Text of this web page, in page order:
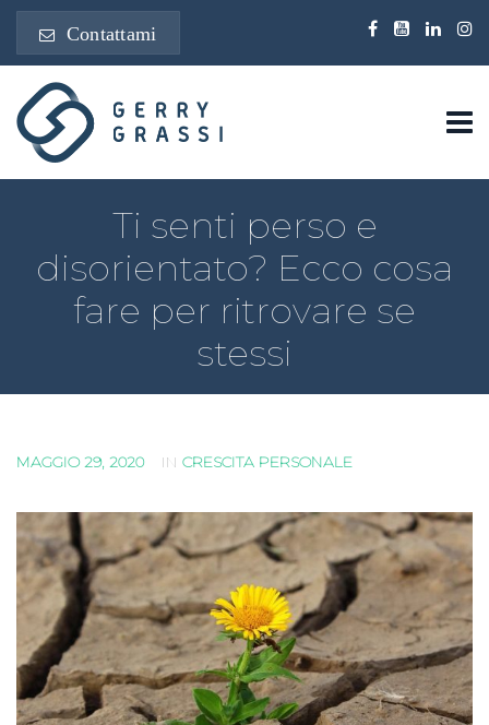
Contattami
Ti senti perso e
disorientato? Ecco cosa
fare per ritrovare se
stessi
MAGGIO 29, 2020 IN CRESCITA PERSONALE